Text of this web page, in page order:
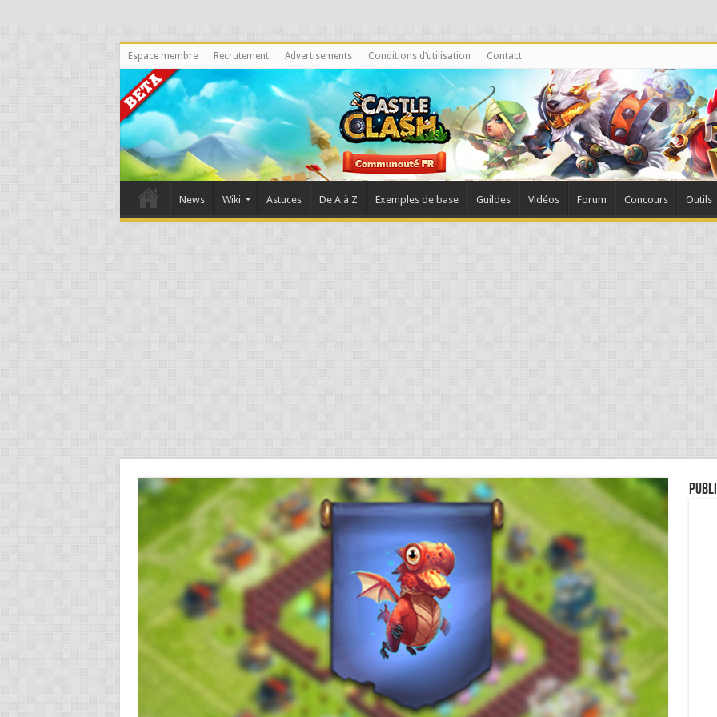
Espace membre Recrutement Advertisements Conditions d’utilisation Contact
News Wiki Astuces De A à Z Exemples de base Guildes Vidéos Forum Concours Outils